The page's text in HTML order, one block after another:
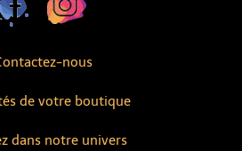
nous
de votre boutique
dans notre univers